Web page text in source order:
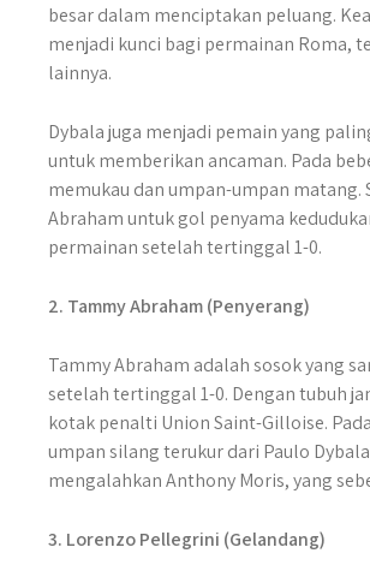
besar dalam menciptakan peluang.
menjadi kunci bagi permainan Roma,
lainnya.
Dybala juga menjadi pemain yang
untuk memberikan ancaman. Pada
memukau dan umpan-umpan
Abraham untuk gol penyama
permainan setelah tertinggal 1-0.
2. Tammy Abraham (Penyerang)
Tammy Abraham adalah sosok yang
setelah tertinggal 1-0. Dengan tubuh
kotak penalti Union Saint-Gilloise.
umpan silang terukur dari Paulo
mengalahkan Anthony Moris, yang
3. Lorenzo Pellegrini (Gelandang)